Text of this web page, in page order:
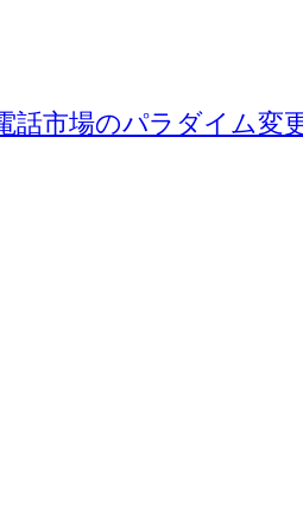
話市場のパラダイム変